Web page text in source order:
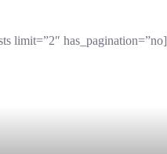
[blocksy_posts limit=”2″ has_pagination=”no”]